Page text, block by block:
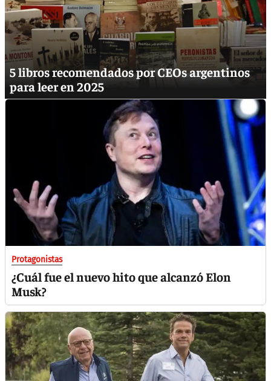
5 libros recomendados por CEOs argentinos
para leer en 2025
Protagonistas
¿Cuál fue el nuevo hito que alcanzó Elon
Musk?